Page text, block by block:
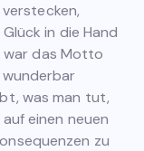
in die Hand
war das Motto
was man tut,
einen neuen
zu